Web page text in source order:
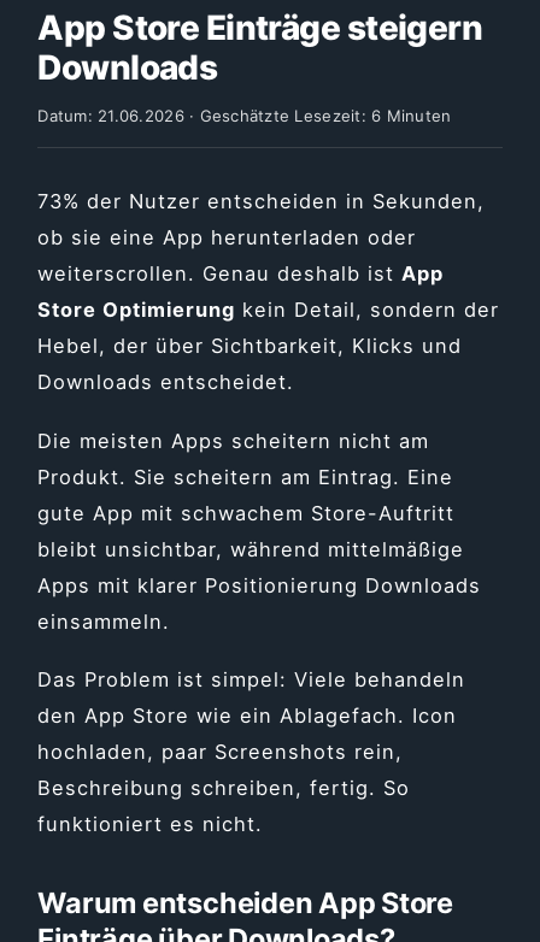
App Store Einträge steigern
Downloads
Datum: 21.06.2026 · Geschätzte Lesezeit: 6 Minuten
73% der Nutzer entscheiden in Sekunden,
ob sie eine App herunterladen oder
weiterscrollen. Genau deshalb istApp
Store Optimierung kein Detail, sondern der
Hebel, der über Sichtbarkeit, Klicks und
Downloads entscheidet.
Die meisten Apps scheitern nicht am
Produkt. Sie scheitern am Eintrag. Eine
gute App mit schwachem Store-Auftritt
bleibt unsichtbar, während mittelmäßige
Apps mit klarer Positionierung Downloads
einsammeln.
Das Problem ist simpel: Viele behandeln
den App Store wie ein Ablagefach. Icon
hochladen, paar Screenshots rein,
Beschreibung schreiben, fertig. So
funktioniert es nicht.
Warum entscheiden App Store